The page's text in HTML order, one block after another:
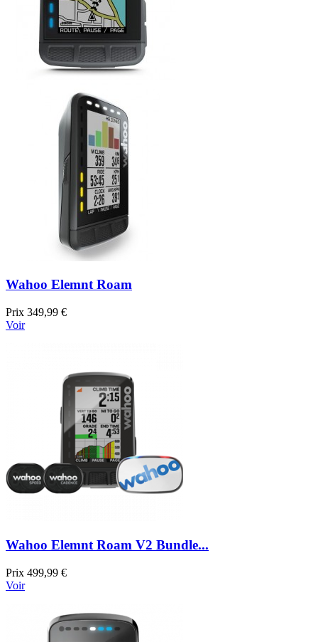
Wahoo Elemnt Roam
Prix 349,99 €
Voir
Wahoo Elemnt Roam V2 Bundle...
Prix 499,99 €
Voir